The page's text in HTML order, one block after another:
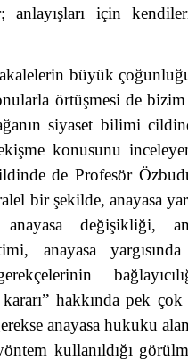
için
büyük
örtüşmesi de
siyaset bilimi
konusunu
de Profesör
bir şekilde, anayasa
anayasa değişikliği,
anayasa
hakkında pek
anayasa hukuku
kullanıldığı